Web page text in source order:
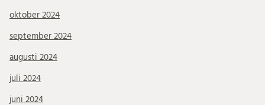
oktober 2024
september 2024
augusti 2024
juli 2024
juni 2024